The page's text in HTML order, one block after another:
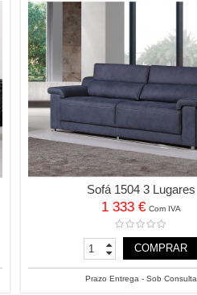
Sofá 1504 3 Lugares
1 333 € Com IVA
COMPRAR
Prazo Entrega - Sob Consulta